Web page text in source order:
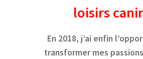
loisirs
En 2018, j’ai enfin
transformer mes